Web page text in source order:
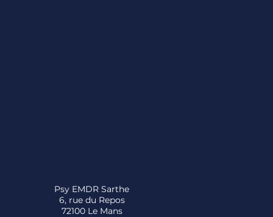
Psy EMDR Sarthe
6, rue du Repos
72100 Le Mans